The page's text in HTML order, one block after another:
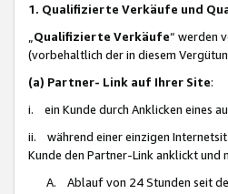
1. Qualifizierte Verkäufe und
Qualifizierte Verkäufe“ werden
(vorbehaltlich der in diesem
(a) Partner- Link auf Ihrer Site:
i. ein Kunde durch Anklicken eines
ii. während einer einzigen
Kunde den Partner-Link anklickt
A. Ablauf von 24 Stunden seit